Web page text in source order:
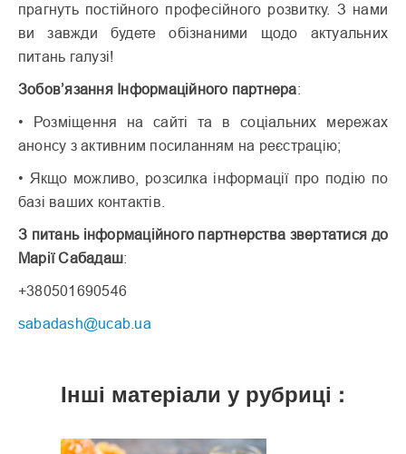
прагнуть постійного професійного розвитку. З нами
ви завжди будете обізнаними щодо актуальних
питань галузі!
Зобов’язання Інформаційного партнера:
• Розміщення на сайті та в соціальних мережах
анонсу з активним посиланням на реєстрацію;
• Якщо можливо, розсилка інформації про подію по
базі ваших контактів.
З питань інформаційного партнерства звертатися до
Марії Сабадаш:
+380501690546
sabadash@ucab.ua
Інші матеріали у рубриці :